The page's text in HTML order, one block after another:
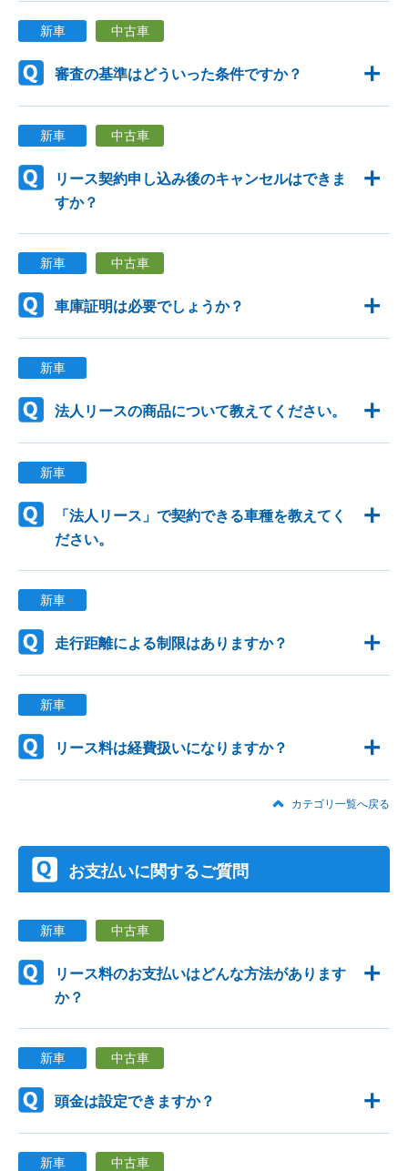
新車 中古車
審査の基準はどういった条件ですか？
新車 中古車
リース契約申し込み後のキャンセルはできま
すか？
新車 中古車
車庫証明は必要でしょうか？
新車
法人リースの商品について教えてください。
新車
「法人リース」で契約できる車種を教えてく
ださい。
新車
走行距離による制限はありますか？
新車
リース料は経費扱いになりますか？
カテゴリ一覧へ戻る
お支払いに関するご質問
新車 中古車
リース料のお支払いはどんな方法があります
か？
新車 中古車
頭金は設定できますか？
新車 中古車